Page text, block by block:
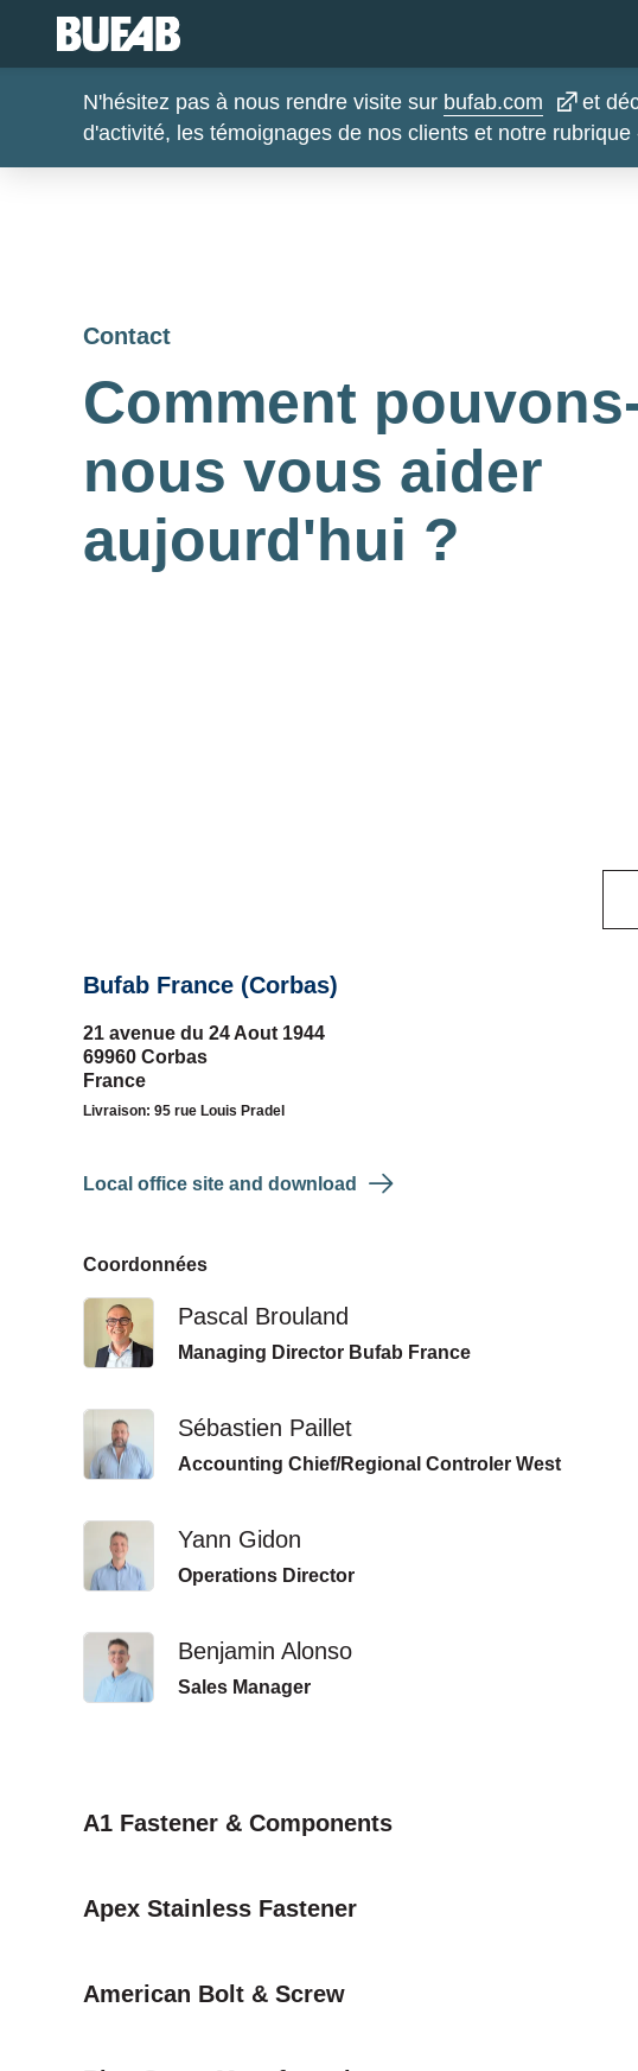
N'hésitez pas à nous rendre visite sur bufab.com
et
d'activité, les témoignages de nos clients et notre
Contact
Comment
nous vous aider
aujourd'hui ?
Bufab France (Corbas)
21 avenue du 24 Aout 1944
69960 Corbas
France
Livraison: 95 rue Louis Pradel
Local office site and download
Coordonnées
Pascal Brouland
Managing Director Bufab France
Sébastien Paillet
Accounting Chief/Regional Controler West
Yann Gidon
Operations Director
Benjamin Alonso
Sales Manager
A1 Fastener & Components
Apex Stainless Fastener
American Bolt & Screw